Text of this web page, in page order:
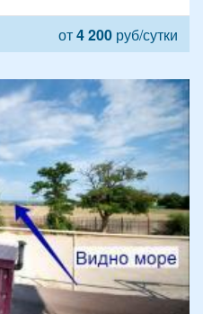
от4 200 руб/сутки